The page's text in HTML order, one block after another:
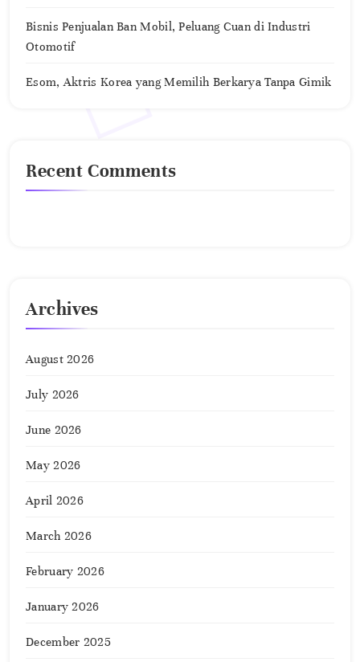
Bisnis Penjualan Ban Mobil, Peluang Cuan di Industri
Otomotif
Esom, Aktris Korea yang Memilih Berkarya Tanpa Gimik
Recent Comments
Archives
August 2026
July 2026
June 2026
May 2026
April 2026
March 2026
February 2026
January 2026
December 2025